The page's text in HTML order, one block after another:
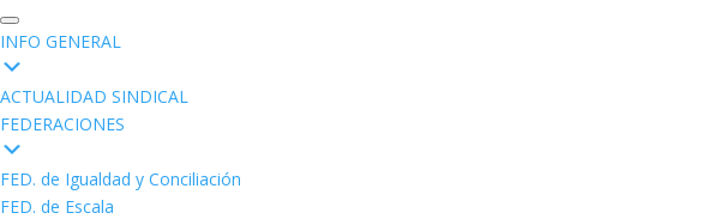
INFO GENERAL
ACTUALIDAD SINDICAL
FEDERACIONES
FED. de Igualdad y Conciliación
FED. de Escala